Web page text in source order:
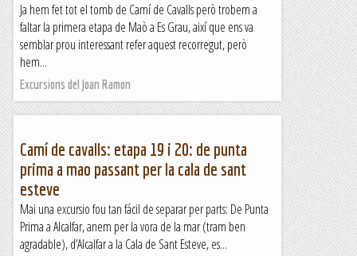
Ja hem fet tot el tomb de Camí de Cavalls però trobem a
faltar la primera etapa de Maò a Es Grau, així que ens va
semblar prou interessant refer aquest recorregut, però
hem...
Excursions del Joan Ramon
Camí de cavalls: etapa 19 i 20: de punta
prima a mao passant per la cala de sant
esteve
Mai una excursio fou tan fácil de separar per parts: De Punta
Prima a Alcalfar, anem per la vora de la mar (tram ben
agradable), d’Alcalfar a la Cala de Sant Esteve, es...